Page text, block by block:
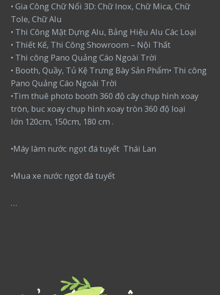
• Gia Công Chữ Nổi 3D: Chữ Inox, Chữ Mica, Chữ
Tole, Chữ Alu
• Thi Công Mặt Dựng Alu, Bảng Hiệu Alu Các Loại
• Thiết Kế, Thi Công Showroom – Nội Thất
• Thi công Pano Quảng Cáo Ngoài Trời
• Booth, Quầy, Tủ Kệ Trưng Bày Sản Phẩm• Thi công
Pano Quảng Cáo Ngoài Trời
•Tìm thuê photo booth 360 độ cây chụp hình xoay
tròn, buc xoay chụp hình xoay tròn 360 độ loại
lớn 120cm, 150cm, 180 cm .
•Máy làm nước ngọt đá tuyết Thái Lan
•Mua xe nước ngọt đá tuyết
…